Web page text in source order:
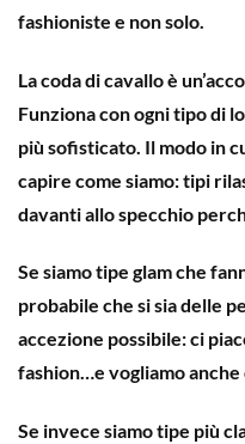
fashioniste e non solo.
Lacoda di cavalloè
Funziona con ogni tipo di
più sofisticato. Il modo in
capire come siamo: tipi
davanti allo specchio
Se siamotipe glamche
probabile che si sia delle
accezione possibile: ci
fashion…e vogliamo anche
Se invece siamo tipe più